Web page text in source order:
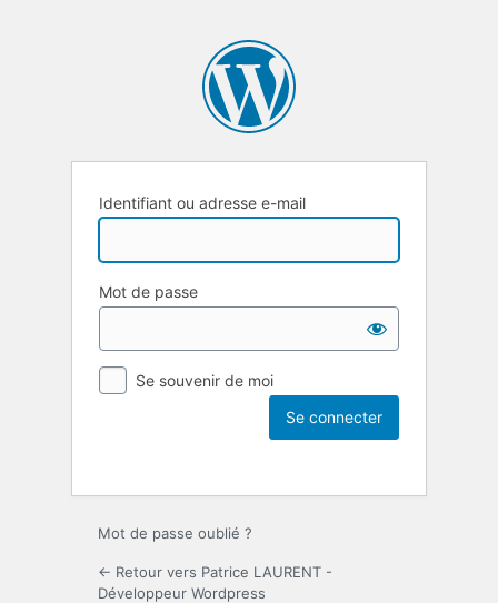
Identifiant ou adresse e-mail
Mot de passe
Se souvenir de moi
Mot de passe oublié ?
← Retour vers Patrice LAURENT -
Développeur Wordpress